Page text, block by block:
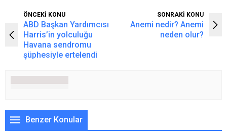
ÖNCEKİ KONU
ABD Başkan Yardımcısı
Harris’in yolculuğu
Havana sendromu
şüphesiyle ertelendi
SONRAKİ KONU
Anemi nedir? Anemi
neden olur?
Benzer Konular